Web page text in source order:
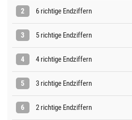
2 6 richtige Endziffern
3 5 richtige Endziffern
4 4 richtige Endziffern
5 3 richtige Endziffern
6 2 richtige Endziffern